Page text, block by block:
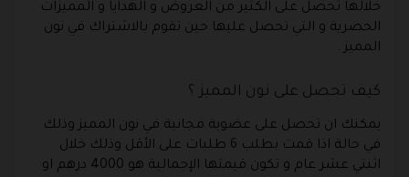
خلالها تحصل على الكثير من العروض و الهدايا و المميزات
الحصرية و التي تحصل عليها حين تقوم بالاشتراك في نون
المميز .
كيف تحصل على نون المميز ؟
يمكنك ان تحصل على عضوية مجانية في نون المميز وذلك
في حالة اذا قمت بطلب 6 طلبات على الأقل وذلك خلال
اثنتي عشر عام و تكون قيمتها الإجمالية هو 4000 درهم او